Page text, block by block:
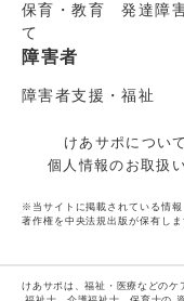
保育・教育 発達障
て
障害者
障害者支援・福祉
けあサポについて
個人情報のお取扱
※当サイトに掲載されている情
著作権を中央法規出版が保有し
けあサポは、福祉・医療などの